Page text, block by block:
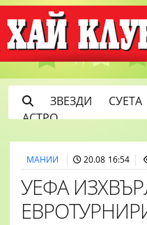
ЗВЕЗДИ СУЕТА
АСТРО
МАНИИ 20.08 16:54
УЕФА